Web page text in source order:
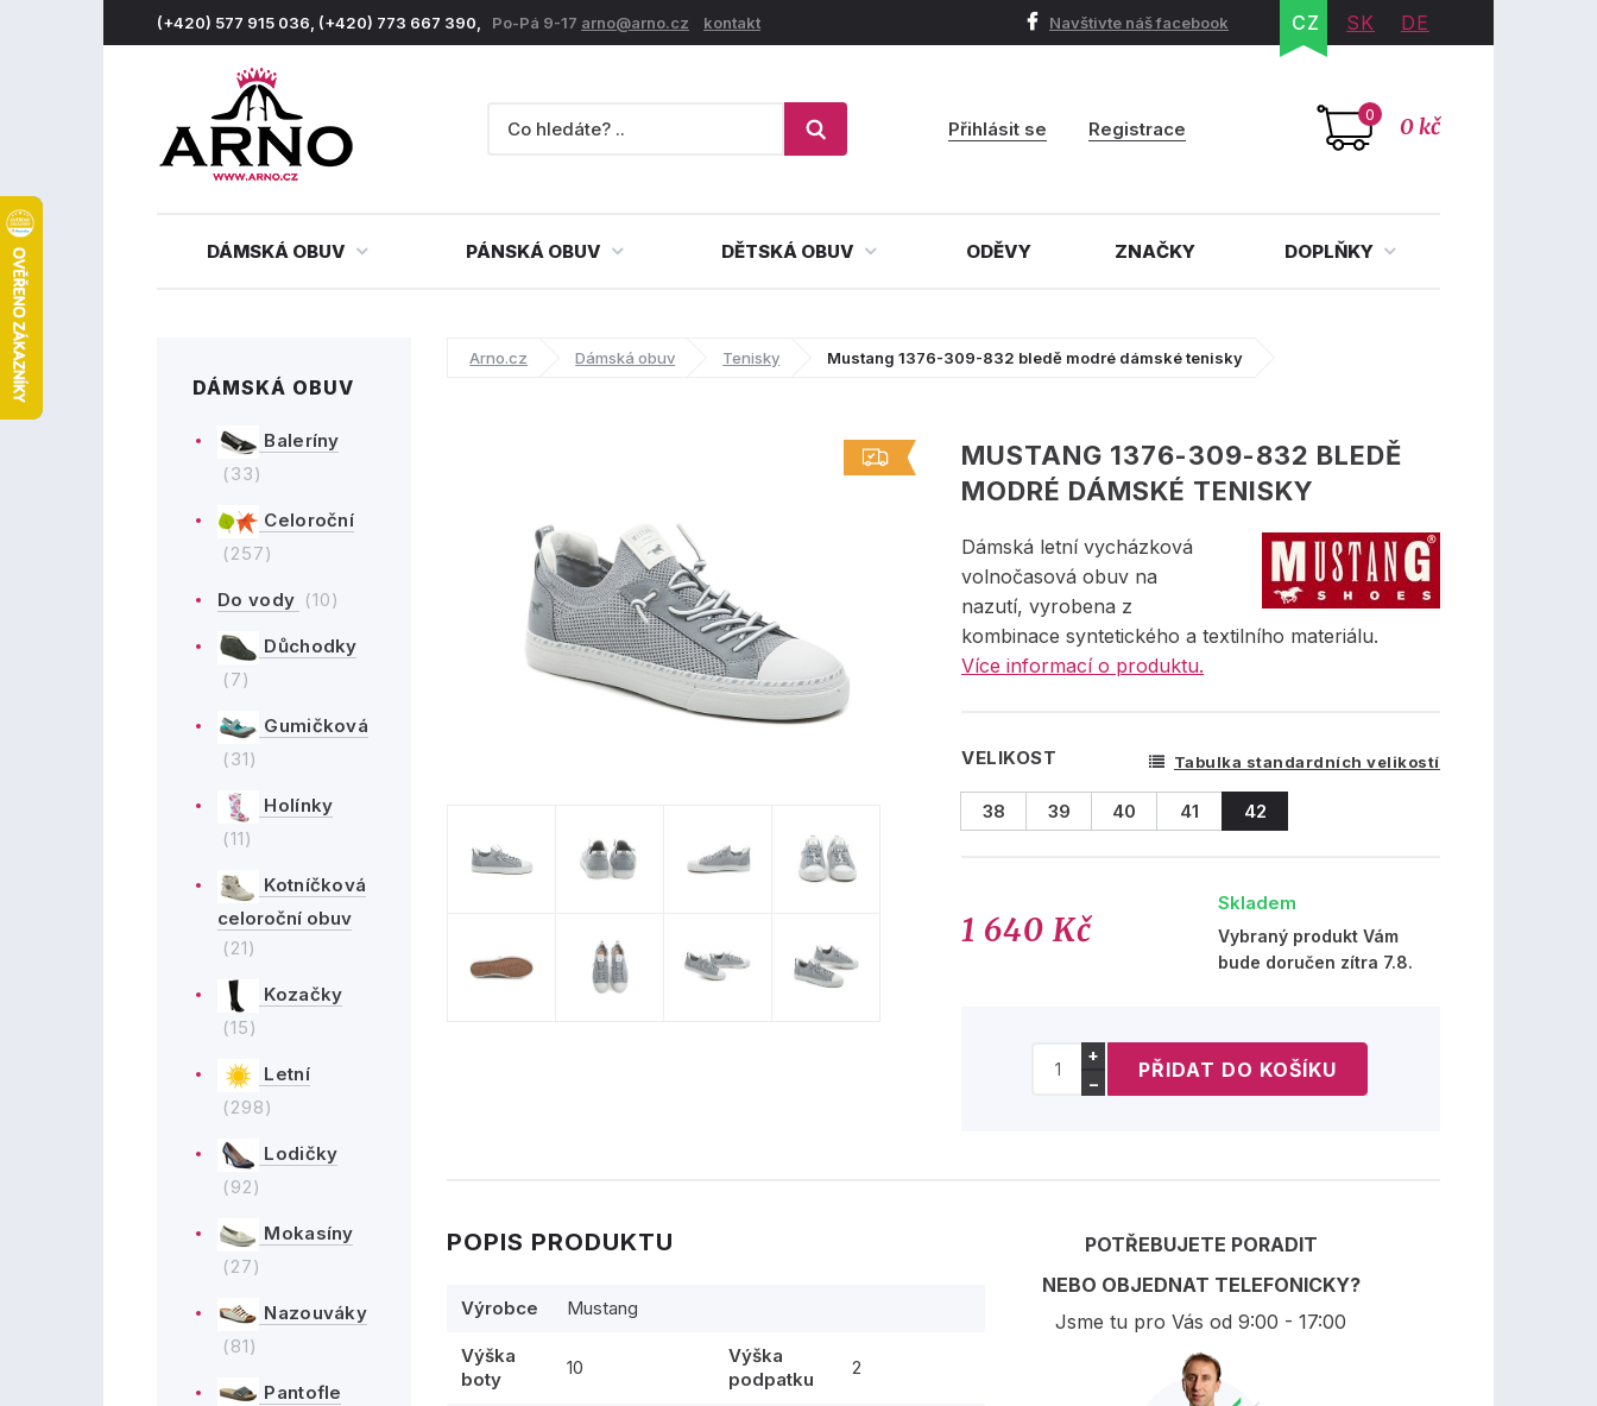
(+420) 577 915 036, (+420) 773 667 390, Po-Pá 9-17 arno@arno.cz kontakt Navštivte náš facebook CZ SK DE
0 0 kč
Přihlásit se Registrace
DÁMSKÁ OBUV PÁNSKÁ OBUV DĚTSKÁ OBUV ODĚVY ZNAČKY DOPLŇKY
DÁMSKÁ OBUV
Baleríny
(33)
Celoroční
(257)
Do vody (10)
Důchodky
(7)
Gumičková
(31)
Holínky
(11)
Kotníčková
celoroční obuv
(21)
Kozačky
(15)
Letní
(298)
Lodičky
(92)
Mokasíny
(27)
Nazouváky
(81)
Pantofle
Arno.cz Dámská obuv Tenisky Mustang 1376-309-832 bledě modré dámské tenisky
MUSTANG 1376-309-832 BLEDĚ
MODRÉ DÁMSKÉ TENISKY
Dámská letní vycházková
volnočasová obuv na
nazutí, vyrobena z
kombinace syntetického a textilního materiálu.
Více informací o produktu.
VELIKOST Tabulka standardních velikostí
38 39 40 41 42
1 640 Kč
Skladem
Vybraný produkt Vám
bude doručen zítra 7.8.
+
−
POPIS PRODUKTU
Výrobce Mustang
Výška
boty
10
Výška
podpatku
2
POTŘEBUJETE PORADIT
NEBO OBJEDNAT TELEFONICKY?
Jsme tu pro Vás od 9:00 - 17:00